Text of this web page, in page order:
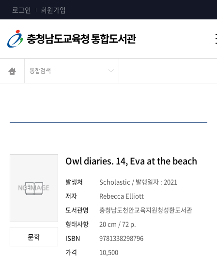
콘텐츠 바로가기
로그인 회원가입
문학
Owl diaries. 14, Eva at the beach
발생처
Scholastic / 발행일자 : 2021
저자
Rebecca Elliott
도서관명
충청남도천안교육지원청성환도서관
형태사항
20 cm / 72 p.
ISBN
9781338298796
가격
10,500